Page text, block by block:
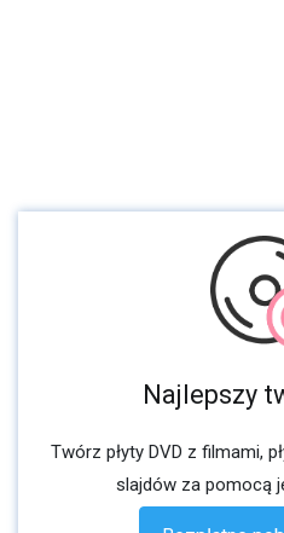
Najlepszy
Twórz płyty DVD z filmami,
slajdów za pomocą